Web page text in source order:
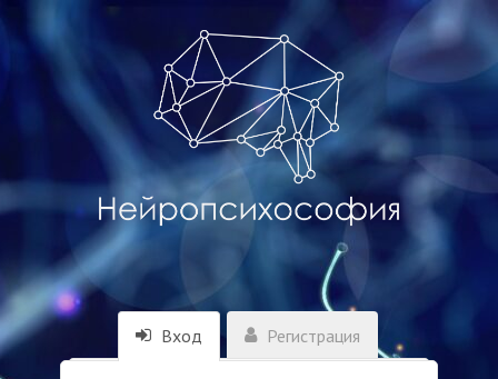
Вход Регистрация